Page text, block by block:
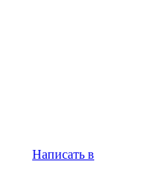
Написать в